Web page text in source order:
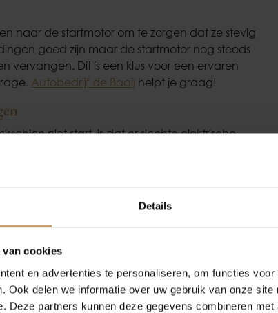
Details
van cookies
en advertenties te personaliseren, om functies
Ook delen we informatie over uw gebruik van onze
Deze partners kunnen deze gegevens combineren
naar de startmotor om te zorgen dat ze stevig
goed zijn maar de startmotor nog steeds
vervangen. Dit is een klus voor een ervaren
Autobedrijf de Baaij helpt je graag!
niet start, is dat er slechte elektrische
door roestige of losse kabels.
belangrijke elektrische verbindingen op
schoon met een mengsel van baking
goed vastzitten.
oorzaken van een niet-startende auto is
Dit kan variëren van een
lege tank tot een
Autolease
Financiering
Over
Blogs